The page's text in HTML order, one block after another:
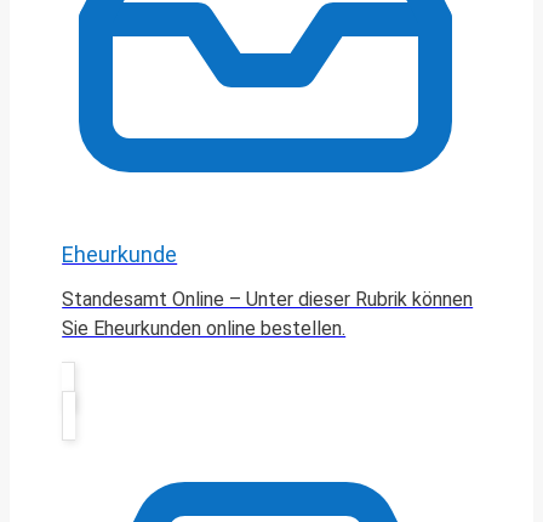
Eheurkunde
Standesamt Online – Unter dieser Rubrik können
Sie Eheurkunden online bestellen.